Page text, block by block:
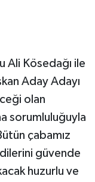
Ali Kösedağı ile
Aday Adayı
olan
sorumluluğuyla
çabamız
güvende
huzurlu ve